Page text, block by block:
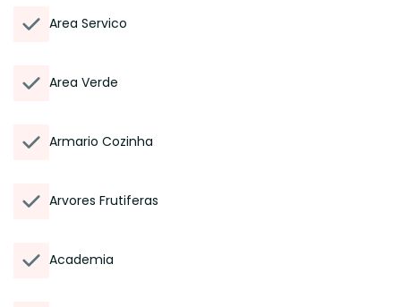
Area Servico
Area Verde
Armario Cozinha
Arvores Frutiferas
Academia